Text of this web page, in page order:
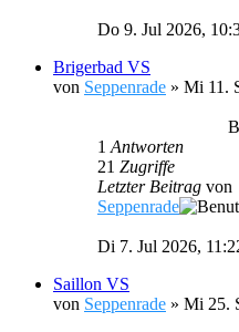
Do 9. Jul 2026,
Brigerbad VS
von Seppenrade » Mi 11.
1 Antworten
21 Zugriffe
Letzter Beitrag von
Seppenrade
Di 7. Jul 2026,
Saillon VS
von Seppenrade » Mi 25.